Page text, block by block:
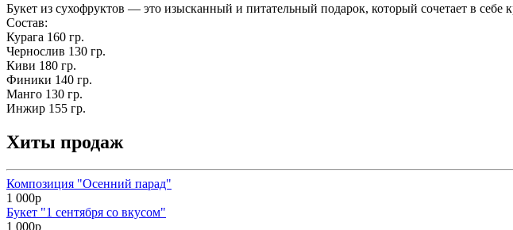
Букет из сухофруктов — это изысканный и питательный подарок, который сочетает в себе
Состав:
Курага 160 гр.
Чернослив 130 гр.
Киви 180 гр.
Финики 140 гр.
Манго 130 гр.
Инжир 155 гр.
Хиты продаж
Композиция "Осенний парад"
1 000р
Букет "1 сентября со вкусом"
1 000р